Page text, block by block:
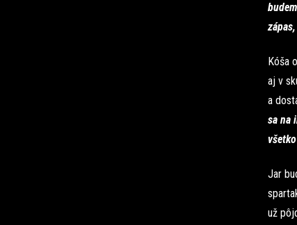
Kóša
aj v
a
sa na
Jar
už